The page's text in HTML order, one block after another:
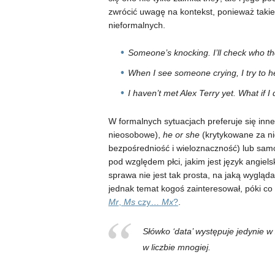
zwrócić uwagę na kontekst, ponieważ
nieformalnych.
Someone’s knocking. I’ll check who
When I see someone crying, I try to
I haven’t met Alex Terry yet. What if I
W formalnych sytuacjach preferuje się
nieosobowe), he or she (krytykowane za
bezpośredniość i wieloznaczność) lub
pod względem płci, jakim jest język
sprawa nie jest tak prosta, na jaką
jednak temat kogoś zainteresował, póki
Mr, Msczy… Mx?.
Słówko ‘data’ występuje jedynie
w liczbie mnogiej.